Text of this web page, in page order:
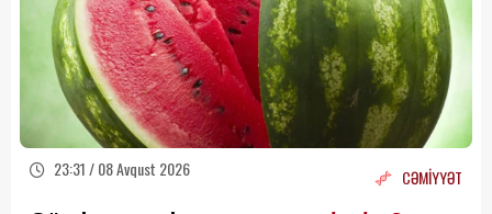
23:31 / 08 Avqust 2026 CƏMİYYƏT